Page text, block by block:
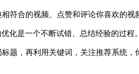
符合的视频、点赞和评论你喜欢的
化是一个不断试错、总结经验的过程。
题，再利用关键词，关注推荐系统